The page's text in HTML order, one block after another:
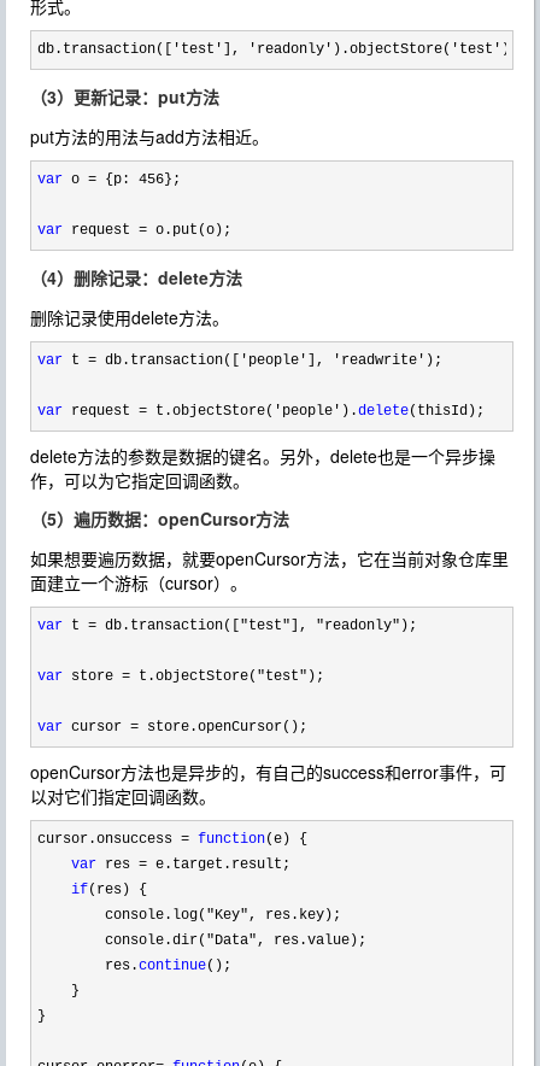
形式。
db.transaction(['test'],
（3）更新记录：put方法
put方法的用法与add方法相近。
var o = {p: 456 };
var request = o.put(o);
（4）删除记录：delete方法
删除记录使用delete方法。
var t = db.transaction(['people'], 'readwrite' );
var request = t.objectStore('people').delete(thisId);
delete方法的参数是数据的键名。另外，delete也是一个异步操
作，可以为它指定回调函数。
（5）遍历数据：openCursor方法
如果想要遍历数据，就要openCursor方法，它在当前对象仓库里
面建立一个游标（cursor）。
var t = db.transaction(["test"], "readonly" );
var store = t.objectStore("test" );
var cursor = store.openCursor();
openCursor方法也是异步的，有自己的success和error事件，可
以对它们指定回调函数。
cursor.onsuccess = function(e) {
var res = e.target.result;
if(res) {
        console.log(
"Key", res.key);
        console.dir(
"Data", res.value);
        res.
continue();
    }
}